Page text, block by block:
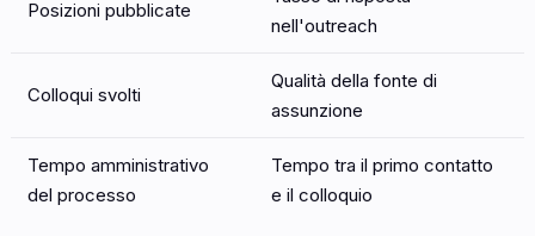
Posizioni pubblicate
nell'outreach
Colloqui svolti
Qualità della fonte di
assunzione
Tempo amministrativo
del processo
Tempo tra il primo contatto
e il colloquio